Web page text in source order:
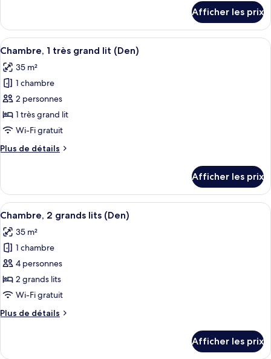
chambre,
accessible
aux
personnes
à
mobilité
réduite,
cuisine
(Bathtub)
Suite,
chambre,
aux
personnes
mobilité
réduite,
cuisine
(Bathtub)
Afficher les prix
Afficher
toutes
les
photos
pour
ce
type
chambre :
très
grand
lit
(Den)
Une chambre d’hôtel avec un
4
Chambre, 1 très grand lit (Den)
35 m²
1 chambre
2 personnes
1 très grand lit
Wi-Fi gratuit
Plus de détails
Plus
Chambre,
très
lit
(Den)
Afficher les prix
Afficher
toutes
les
photos
pour
ce
type
chambre :
Une chambre d’hôtel avec deux lits,
4
Chambre, 2 grands lits (Den)
35 m²
1 chambre
4 personnes
2 grands lits
Wi-Fi gratuit
Plus de détails
Plus
Chambre,
Afficher les prix